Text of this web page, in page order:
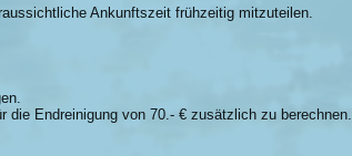
Ankunftszeit frühzeitig mitzuteilen.
die Endreinigung von 70.- € zusätzlich zu berechnen.